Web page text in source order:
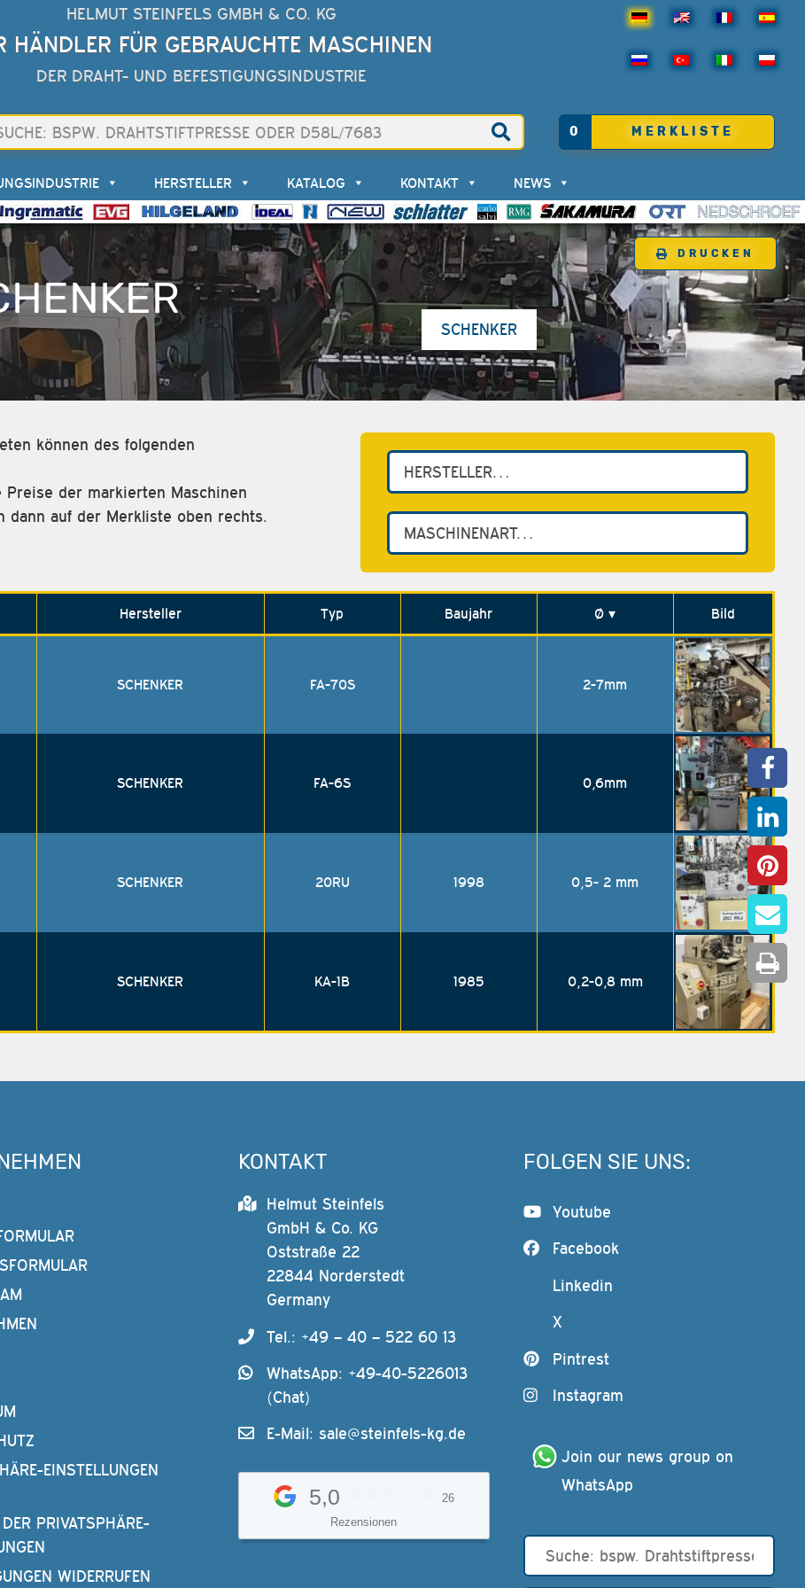
HELMUT STEINFELS GMBH & CO. KG
HÄNDLER FÜR GEBRAUCHTE MASCHINEN
DER DRAHT- UND BEFESTIGUNGSINDUSTRIE
0 MERKLISTE
HERSTELLER KATALOG KONTAKT NEWS
DRUCKEN
SCHENKER
können des folgenden
der markierten Maschinen
dann auf der Merkliste oben rechts.
Hersteller Typ Baujahr Ø ▾ Bild
SCHENKER FA-70S 2-7mm
SCHENKER FA-6S 0,6mm
SCHENKER 20RU 1998 0,5- 2 mm
SCHENKER KA-1B 1985 0,2-0,8 mm
EINSTELLUNGEN
PRIVATSPHÄRE-
WIDERRUFEN
KONTAKT
Helmut Steinfels
GmbH & Co. KG
Oststraße 22
22844 Norderstedt
Germany
Tel.: +49 – 40 – 522 60 13
WhatsApp: +49-40-5226013
(Chat)
E-Mail:sale@steinfels-kg.de
5,0
26
Rezensionen
FOLGEN SIE UNS:
Youtube
Facebook
Linkedin
X
Pintrest
Instagram
Join our news group on
WhatsApp